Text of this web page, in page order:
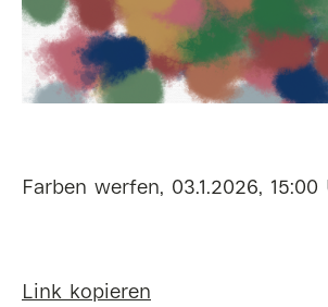
Farben werfen, 03.1.2026, 15:00
Link kopieren